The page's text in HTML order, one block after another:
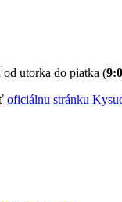
utorka do piatka (
oficiálnu stránku